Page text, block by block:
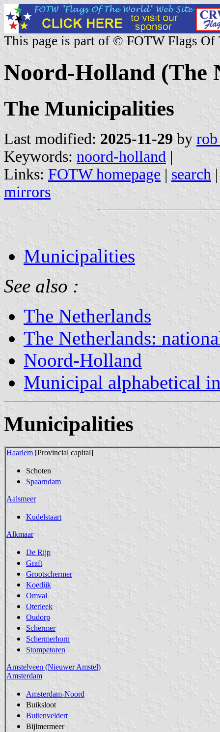
This page is part of © FOTW Flags Of
Noord-Holland (The
The Municipalities
Last modified: 2025-11-29 by rob
Keywords: noord-holland |
Links: FOTW homepage | search
mirrors
Municipalities
See also :
The Netherlands
The Netherlands:
Noord-Holland
Municipal alphabetical
Municipalities
Haarlem [Provincial capital]
Schoten
Spaarndam
Aalsmeer
Kudelstaart
Alkmaar
De Rijp
Graft
Grootschermer
Koedijk
Omval
Oterleek
Oudorp
Schermer
Schermerhorn
Stompetoren
Amstelveen (Nieuwer Amstel)
Amsterdam
Amsterdam-Noord
Buiksloot
Buitenveldert
Bijlmermeer